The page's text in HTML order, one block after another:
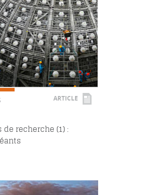
ARTICLE
recherche (1) :